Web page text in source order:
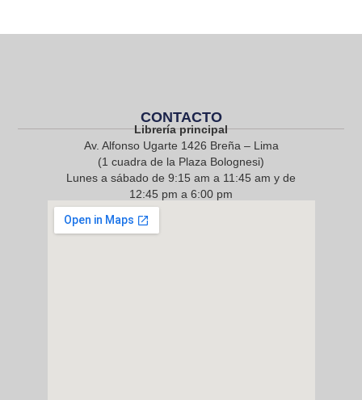
CONTACTO
Librería principal
Av. Alfonso Ugarte 1426 Breña – Lima
(1 cuadra de la Plaza Bolognesi)
Lunes a sábado de 9:15 am a 11:45 am y de
12:45 pm a 6:00 pm
968 217 912